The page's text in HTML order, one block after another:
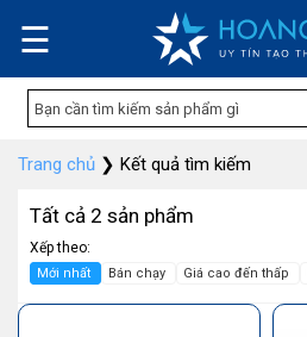
☰
Trang chủ ❯ Kết quả tìm kiếm
Tất cả 2 sản phẩm
Xếp theo:
Mới nhất Bán chạy Giá cao đến thấp